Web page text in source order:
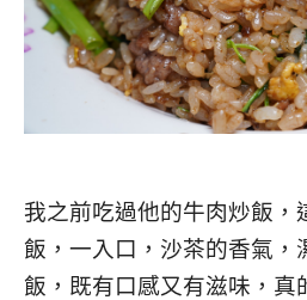
我之前吃過他的牛肉炒飯，
飯，一入口，沙茶的香氣，
飯，既有口感又有滋味，真